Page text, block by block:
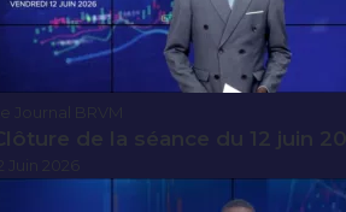
Le Journal BRVM
Clôture de la séance du 12 juin